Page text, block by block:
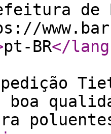
de
pt-BR</
boa